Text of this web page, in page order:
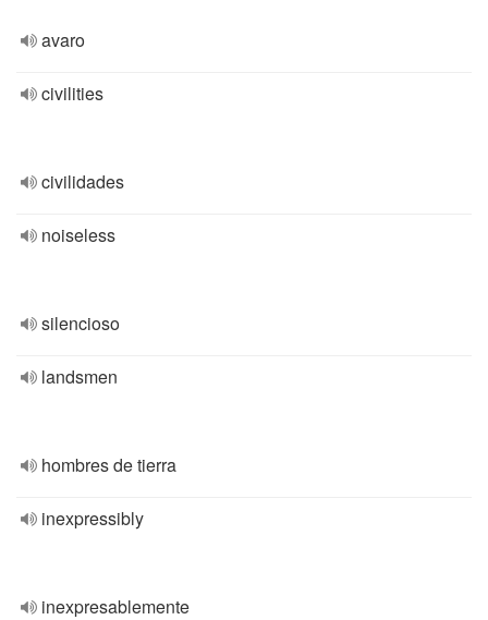
avaro
civilities
civilidades
noiseless
silencioso
landsmen
hombres de tierra
inexpressibly
inexpresablemente